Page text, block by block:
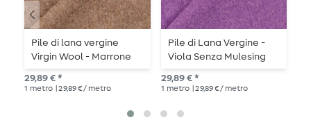
Pile di lana vergine
Virgin Wool - Marrone
senza mulesing
29,89 € *
1 metro | 29,89 € / metro
Pile di Lana Vergine -
Viola Senza Mulesing
29,89 € *
1 metro | 29,89 € / metro